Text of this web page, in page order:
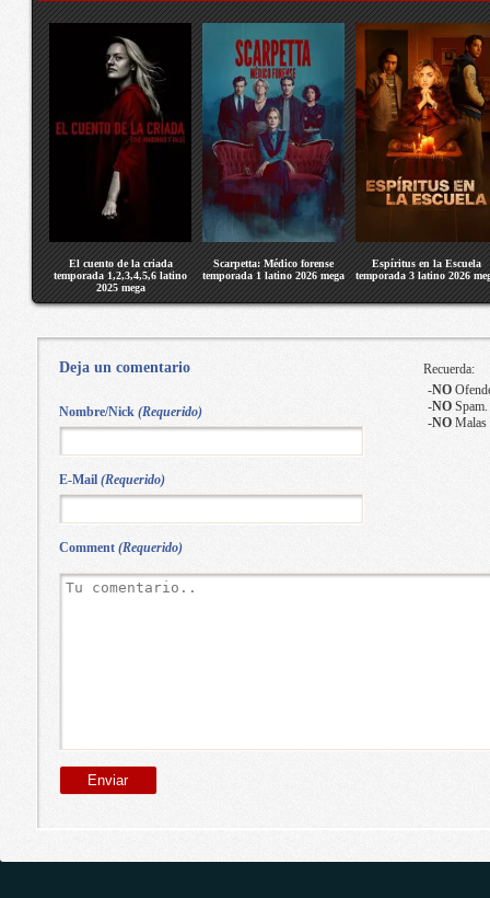
El cuento de la criada
temporada 1,2,3,4,5,6 latino
2025 mega
Scarpetta: Médico forense
temporada 1 latino 2026 mega
Espíritus en la Escuela
temporada 3 latino 2026
Deja un comentario
Comment (Requerido)
Recuerda:
-NO
-NOSpam.
-NOMalas
Nombre/Nick (Requerido)
E-Mail (Requerido)